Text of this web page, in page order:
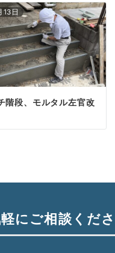
日
階段、モルタル左官改
にご相談くだ